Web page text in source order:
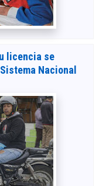
licencia se
Nacional